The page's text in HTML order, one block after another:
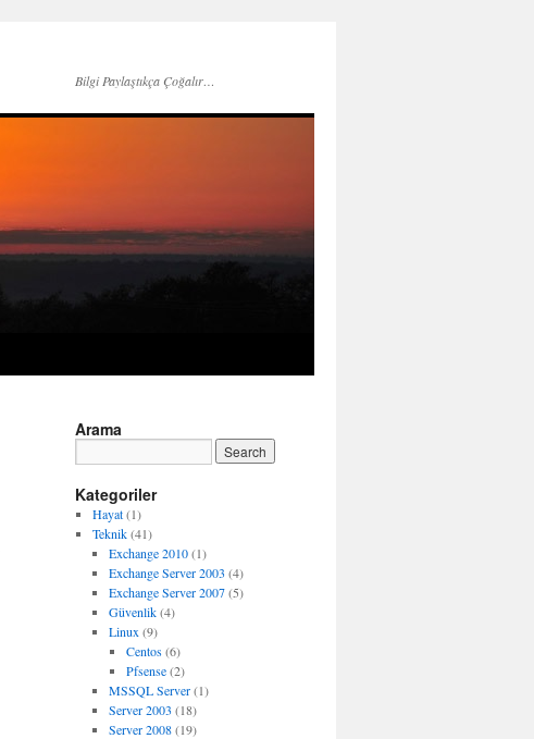
Bilgi Paylaştıkça Çoğalır…
Arama
Kategoriler
Hayat(1)
Teknik(41)
Exchange 2010(1)
Exchange Server 2003 (4)
Exchange Server 2007(5)
Güvenlik(4)
Linux (9)
Centos(6)
Pfsense(2)
MSSQL Server(1)
Server 2003 (18)
Server 2008(19)